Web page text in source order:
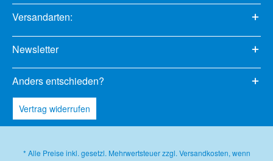
Versandarten:
Newsletter
Anders entschieden?
Vertrag widerrufen
* Alle Preise inkl. gesetzl. Mehrwertsteuer zzgl. Versandkosten, wenn